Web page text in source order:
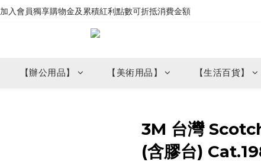
加入會員獨享購物金及累積紅利點數可折抵消費金額
【辦公用品】 【美術用品】 【生活百貨】
3M 台灣
(含膠台)